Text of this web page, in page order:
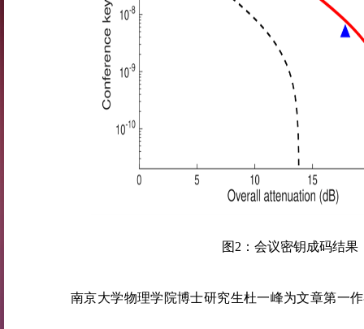
图2：会议密钥成码结果
南京大学物理学院博士研究生杜一峰为文章第一